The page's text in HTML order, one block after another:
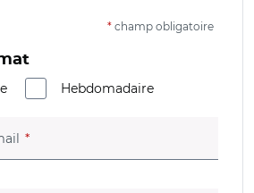
* champ obligatoire
Hebdomadaire
(champ obligatoire)